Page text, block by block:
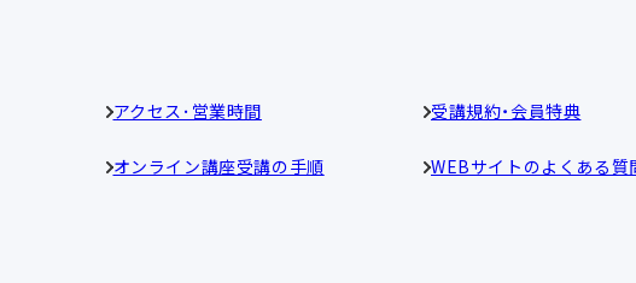
アクセス･営業時間 受講規約・会員特典
オンライン講座受講の手順 WEBサイトのよくある質